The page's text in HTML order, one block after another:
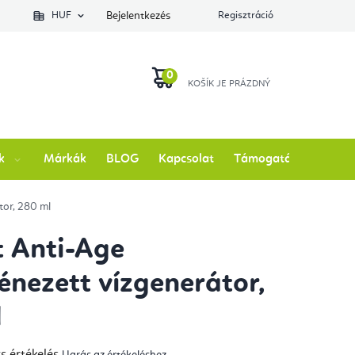
állapotátHUF Bejelentkezés Regisztráció
Márkák BLOG Kapcsolat Támogatás
280 ml
Anti-Age
vízgenerátor,